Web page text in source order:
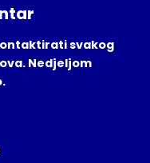
svakog
Nedjeljom